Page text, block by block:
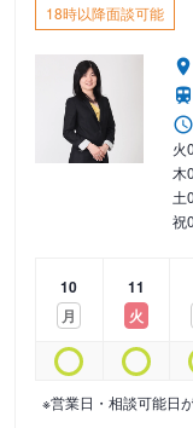
18時以降面談可能
火
木
土
祝
10
月
11
火
※営業日・相談可能日